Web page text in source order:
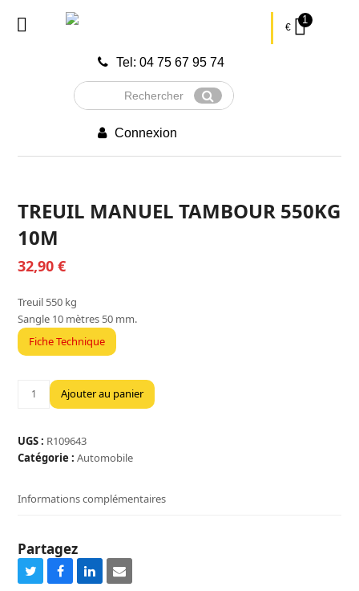
Tel: 04 75 67 95 74
Rechercher
Envoyer
Connexion
€
1
TREUIL MANUEL TAMBOUR 550KG
10M
32,90€
Treuil 550 kg
Sangle 10 mètres 50 mm.
Fiche Technique
quantité
MANUEL
TAMBOUR
Ajouter au panier
UGS : R109643
Catégorie : Automobile
Informations complémentaires
Partagez
ShareShareShareShare